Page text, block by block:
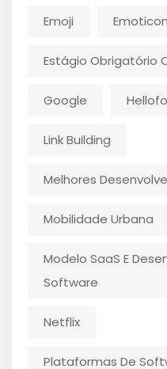
Emoji
Estágio Obrigatório
Google
Link Building
Melhores
Mobilidade Urbana
Modelo SaaS E
Software
Netflix
Plataformas De